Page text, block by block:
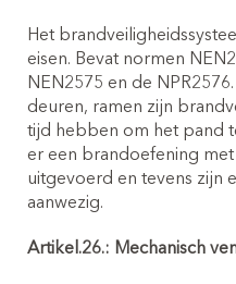
Het
eisen. Bevat normen
NEN2575 en de
deuren, ramen zijn
tijd hebben om het pand
er een brandoefening
uitgevoerd en tevens zijn
aanwezig.
Artikel.26.: Mechanisch